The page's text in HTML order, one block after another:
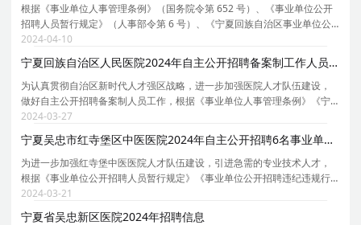
根据《事业单位人事管理条例》（国务院令第 652 号）、《事业单位公开
招聘人员暂行规定》（人事部令第 6 号）、《宁夏回族自治区事业单位公
开招聘工作人员实施办法》（宁政办规发 [2023]9 号）、《宁夏回族自治
区事业单位公开招聘工作人员面试工作实施细则 (
2024-04-10
宁夏回族自治区人民医院2024年自主公开招聘备案制工作人员公告
为认真贯彻自治区新时代人才强区战略，进一步加强医院人才队伍建设，
做好自主公开招聘备案制人员工作，根据《事业单位人事管理条例》《宁
夏回族自治区事业单位公开招聘工作人员实施办法》《宁夏回族自治区事
业单位公开招聘工作人员面试工作实施细则 ( 试行）
2024-03-27
宁夏吴忠市红寺堡区中医医院2024年自主公开招聘6名事业单位工作人员公告
为进一步加强红寺堡中医医院人才队伍建设，引进急需的专业技术人才，
根据《事业单位公开招聘人员暂行规定》《事业单位公开招聘违纪违规行
为处理规定》《事业单位人事管理条例》(国务院令第652号)、《宁夏回族
自治区事业单位公开招聘工作人员实施办法》（宁政
2024-03-21
宁夏省吴忠新区医院2024年招聘信息